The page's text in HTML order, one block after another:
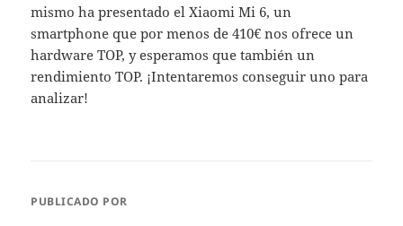
mismo ha presentado el Xiaomi Mi 6, un
smartphone que por menos de 410€ nos ofrece un
hardware TOP, y esperamos que también un
rendimiento TOP. ¡Intentaremos conseguir uno para
analizar!
PUBLICADO POR